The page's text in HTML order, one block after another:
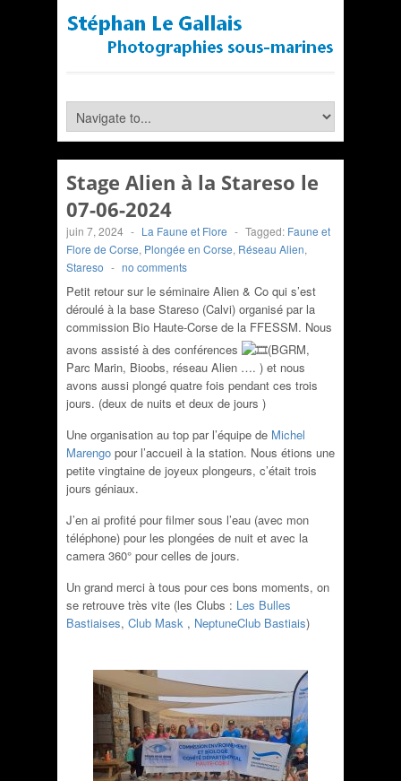
Stage Alien à la Stareso le
07-06-2024
juin 7, 2024 - La Faune et Flore - Tagged: Faune et
Flore de Corse, Plongée en Corse, Réseau Alien,
Stareso - no comments
Petit retour sur le séminaire Alien & Co qui s’est
déroulé à la base Stareso (Calvi) organisé par la
commission Bio Haute-Corse de la FFESSM. Nous
avons assisté à des conférences
(BGRM,
Parc Marin, Bioobs, réseau Alien …. ) et nous
avons aussi plongé quatre fois pendant ces trois
jours. (deux de nuits et deux de jours )
Une organisation au top par l’équipe de Michel
Marengo pour l’accueil à la station. Nous étions une
petite vingtaine de joyeux plongeurs, c’était trois
jours géniaux.
J’en ai profité pour filmer sous l’eau (avec mon
téléphone) pour les plongées de nuit et avec la
camera 360° pour celles de jours.
Un grand merci à tous pour ces bons moments, on
se retrouve très vite (les Clubs : Les Bulles
Bastiaises, Club Mask , NeptuneClub Bastiais)